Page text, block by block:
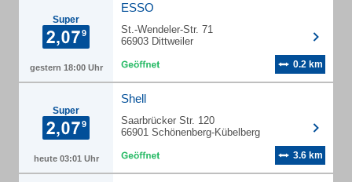
Super
gestern 18:00 Uhr
ESSO
St.-Wendeler-Str. 71
66903 Dittweiler
0.2 km
Super
heute 03:01 Uhr
Shell
Saarbrücker Str. 120
66901 Schönenberg-Kübelberg
3.6 km